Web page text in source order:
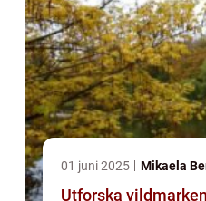
01 juni 2025 Mikaela
Utforska